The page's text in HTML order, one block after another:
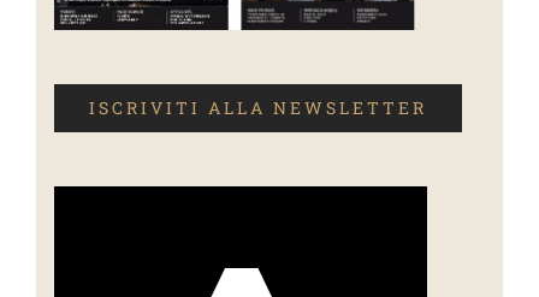
ISCRIVITI ALLA NEWSLETTER